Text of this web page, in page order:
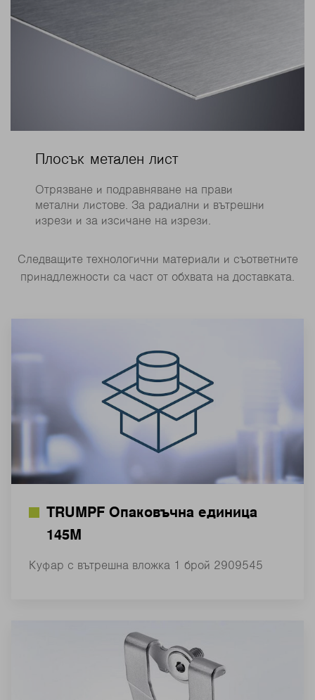
Плосък метален лист
Отрязване и подравняване на прави
метални листове. За радиални и вътрешни
изрези и за изсичане на изрези.
Следващите технологични материали и съответните
принадлежности са част от обхвата на доставката.
TRUMPF Опаковъчна единица
145M
Куфар с вътрешна вложка 1 брой 2909545